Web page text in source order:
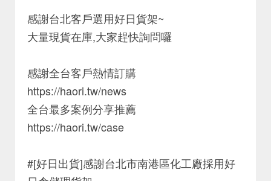
感謝台北客戶選用好日貨架~
大量現貨在庫,大家趕快詢問囉
感謝全台客戶熱情訂購
https://haori.tw/news
全台最多案例分享推薦
https://haori.tw/case
#[好日出貨]感謝台北市南港區化工廠採用好